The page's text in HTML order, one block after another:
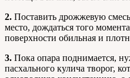
2. Поставить дрожжевую
место, дождаться того
поверхности обильная и
3. Пока опара поднимается,
пасхального кулича творог,